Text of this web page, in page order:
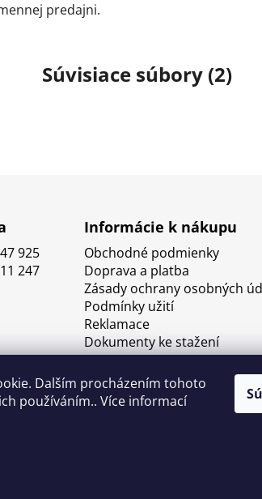
Dalším procházením tohoto
používáním.. Více informací
predajni.
Súvisiace súbory (2)
925
247
Informácie k nákupu
Obchodné podmienky
Doprava a platba
Zásady ochrany osobných
Podmínky užití
Reklamace
Dokumenty ke stažení